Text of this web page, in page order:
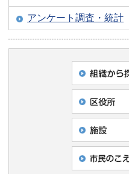
アンケート調査・統計